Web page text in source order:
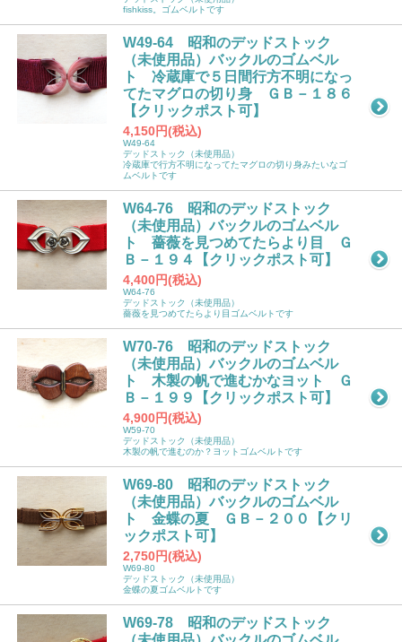
fishkiss。ゴムベルトです
W49-64 昭和のデッドストック
（未使用品）バックルのゴムベル
ト 冷蔵庫で５日間行方不明になっ
てたマグロの切り身 ＧＢ－１８６
【クリックポスト可】
4,150円(税込)
W49-64
デッドストック（未使用品）
冷蔵庫で行方不明になってたマグロの切り身みたいなゴ
ムベルトです
W64-76 昭和のデッドストック
（未使用品）バックルのゴムベル
ト 薔薇を見つめてたらより目 Ｇ
Ｂ－１９４【クリックポスト可】
4,400円(税込)
W64-76
デッドストック（未使用品）
薔薇を見つめてたらより目ゴムベルトです
W70-76 昭和のデッドストック
（未使用品）バックルのゴムベル
ト 木製の帆で進むかなヨット Ｇ
Ｂ－１９９【クリックポスト可】
4,900円(税込)
W59-70
デッドストック（未使用品）
木製の帆で進むのか？ヨットゴムベルトです
W69-80 昭和のデッドストック
（未使用品）バックルのゴムベル
ト 金蝶の夏 ＧＢ－２００【クリ
ックポスト可】
2,750円(税込)
W69-80
デッドストック（未使用品）
金蝶の夏ゴムベルトです
W69-78 昭和のデッドストック